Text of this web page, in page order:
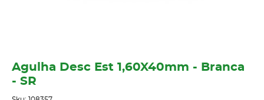
Agulha Desc Est 1,60X40mm - Branca
- SR